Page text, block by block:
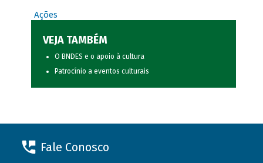
Ações
VEJA TAMBÉM
O BNDES e o apoio à cultura
Patrocínio a eventos culturais
Fale Conosco